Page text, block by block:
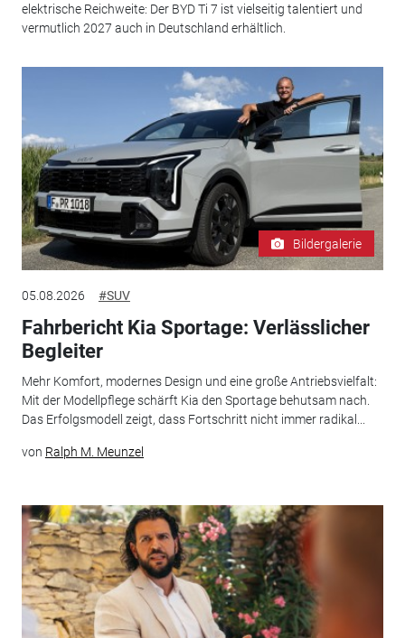
elektrische Reichweite: Der BYD Ti 7 ist vielseitig talentiert und
vermutlich 2027 auch in Deutschland erhältlich.
Bildergalerie
05.08.2026 #SUV
Fahrbericht Kia Sportage: Verlässlicher
Begleiter
Mehr Komfort, modernes Design und eine große Antriebsvielfalt:
Mit der Modellpflege schärft Kia den Sportage behutsam nach.
Das Erfolgsmodell zeigt, dass Fortschritt nicht immer radikal...
von Ralph M. Meunzel